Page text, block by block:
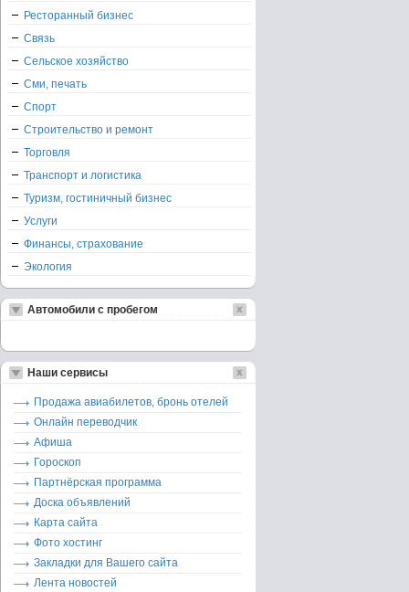
Ресторанный бизнес
Связь
Сельское хозяйство
Сми, печать
Спорт
Строительство и ремонт
Торговля
Транспорт и логистика
Туризм, гостиничный бизнес
Услуги
Финансы, страхование
Экология
Автомобили с пробегом
Наши сервисы
Продажа авиабилетов, бронь отелей
Онлайн переводчик
Афиша
Гороскоп
Партнёрская программа
Доска объявлений
Карта сайта
Фото хостинг
Закладки для Вашего сайта
Лента новостей